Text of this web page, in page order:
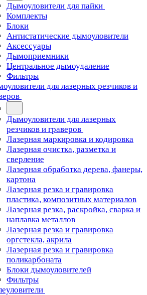
Дымоуловители для пайки
Комплекты
Блоки
Антистатические дымоуловители
Аксессуары
Дымоприемники
Центральное дымоудаление
Фильтры
для лазерных резчиков и
Дымоуловители для лазерных
резчиков и граверов
Лазерная маркировка и кодировка
Лазерная очистка, разметка и
сверление
Лазерная обработка дерева, фанеры,
картона
Лазерная резка и гравировка
пластика, композитных материалов
Лазерная резка, раскройка, сварка и
наплавка металлов
Лазерная резка и гравировка
оргстекла, акрила
Лазерная резка и гравировка
поликарбоната
Блоки дымоуловителей
Фильтры